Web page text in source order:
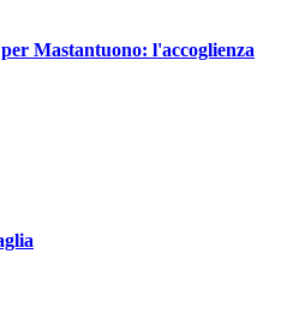
Mastantuono: l'accoglienza